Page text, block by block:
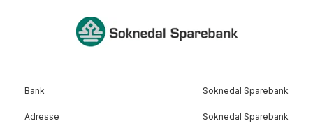
Termingebyr
Les mer om avtalen
Bank Soknedal Sparebank
Adresse Soknedal Sparebank